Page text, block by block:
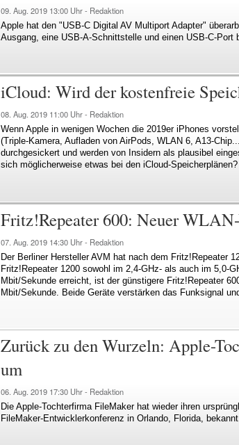
09. Aug. 2019 13:00 Uhr - Redaktion
Apple hat den "USB‑C Digital AV Multiport Adapter"
Ausgang, eine USB-A-Schnittstelle und einen USB-C-Port
iCloud: Wird der kostenfreie
08. Aug. 2019 11:00 Uhr - Redaktion
Wenn Apple in wenigen Wochen die 2019er iPhones
(Triple-Kamera, Aufladen von AirPods, WLAN 6, A13-
durchgesickert und werden von Insidern als plausibel
sich möglicherweise etwas bei den iCloud-Speicherplänen?
Fritz!Repeater 600: Neuer
07. Aug. 2019 14:30 Uhr - Redaktion
Der Berliner Hersteller AVM hat nach dem Fritz!Repeater
Fritz!Repeater 1200 sowohl im 2,4-GHz- als auch im 5,0-
Mbit/Sekunde erreicht, ist der günstigere Fritz!Repeater
Mbit/Sekunde. Beide Geräte verstärken das Funksignal
Zurück zu den Wurzeln: Apple-
um
06. Aug. 2019 17:30 Uhr - Redaktion
Die Apple-Tochterfirma FileMaker hat wieder ihren
FileMaker-Entwicklerkonferenz in Orlando, Florida,